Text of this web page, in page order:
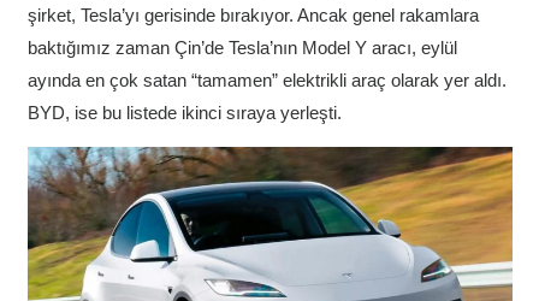
şirket, Tesla’yı gerisinde bırakıyor. Ancak genel rakamlara
baktığımız zaman Çin’de Tesla’nın Model Y aracı, eylül
ayında en çok satan “tamamen” elektrikli araç olarak yer aldı.
BYD, ise bu listede ikinci sıraya yerleşti.